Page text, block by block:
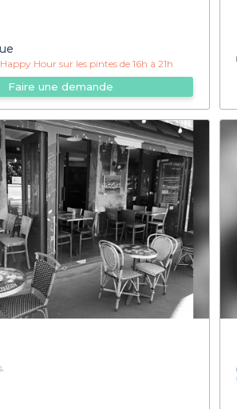
Happy Hour sur les pintes de 16h à 21h
Faire une demande